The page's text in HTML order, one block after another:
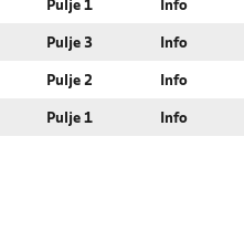
Pulje 1 Info
Pulje 3 Info
Pulje 2 Info
Pulje 1 Info